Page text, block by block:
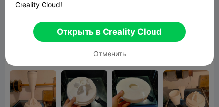
Creality Cloud!
Открыть в Creality Cloud
Отменить